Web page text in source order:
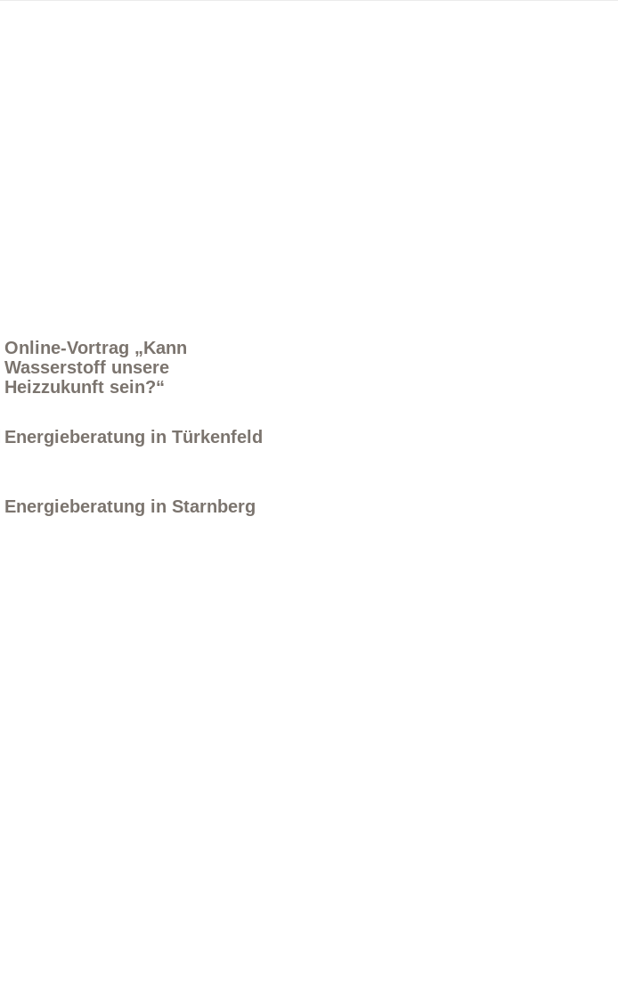
Online-Vortrag „Kann
Wasserstoff unsere
Heizzukunft sein?“
Energieberatung in Türkenfeld
Energieberatung in Starnberg